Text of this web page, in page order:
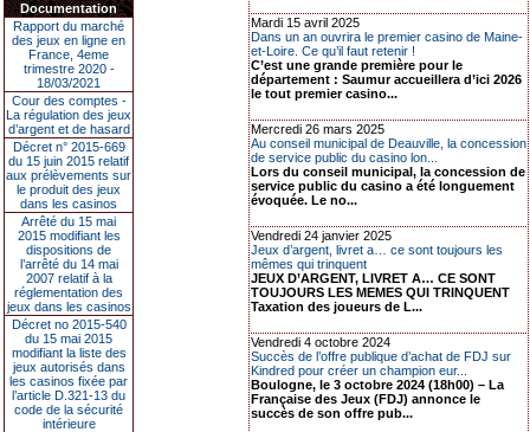
Documentation
Rapport du marché
des jeux en ligne en
France, 4eme
trimestre 2020 -
18/03/2021
Cour des comptes -
La régulation des jeux
d’argent et de hasard
Décret n° 2015-669
du 15 juin 2015 relatif
aux prélèvements sur
le produit des jeux
dans les casinos
Arrêté du 15 mai
2015 modifiant les
dispositions de
l’arrêté du 14 mai
2007 relatif à la
réglementation des
jeux dans les casinos
Décret no 2015-540
du 15 mai 2015
modifiant la liste des
jeux autorisés dans
les casinos fixée par
l’article D.321-13 du
code de la sécurité
intérieure
Mardi 15 avril 2025
Dans un an ouvrira le premier casino de Maine-
et-Loire. Ce qu’il faut retenir !
C’est une grande première pour le
département : Saumur accueillera d’ici 2026
le tout premier casino...
Mercredi 26 mars 2025
Au conseil municipal de Deauville, la concession
de service public du casino lon...
Lors du conseil municipal, la concession de
service public du casino a été longuement
évoquée. Le no...
Vendredi 24 janvier 2025
Jeux d’argent, livret a… ce sont toujours les
mêmes qui trinquent
JEUX D’ARGENT, LIVRET A… CE SONT
TOUJOURS LES MEMES QUI TRINQUENT
Taxation des joueurs de L...
Vendredi 4 octobre 2024
Succès de l’offre publique d’achat de FDJ sur
Kindred pour créer un champion eur...
Boulogne, le 3 octobre 2024 (18h00) – La
Française des Jeux (FDJ) annonce le
succès de son offre pub...